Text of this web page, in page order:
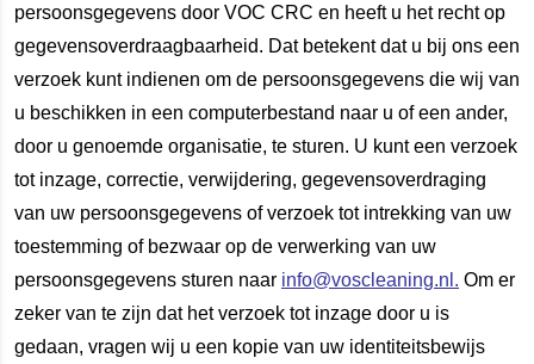
persoonsgegevens door VOC CRC en heeft u het recht op
gegevensoverdraagbaarheid. Dat betekent dat u bij ons een
verzoek kunt indienen om de persoonsgegevens die wij van
u beschikken in een computerbestand naar u of een ander,
door u genoemde organisatie, te sturen. U kunt een verzoek
tot inzage, correctie, verwijdering, gegevensoverdraging
van uw persoonsgegevens of verzoek tot intrekking van uw
toestemming of bezwaar op de verwerking van uw
persoonsgegevens sturen naar info@voscleaning.nl. Om er
zeker van te zijn dat het verzoek tot inzage door u is
gedaan, vragen wij u een kopie van uw identiteitsbewijs